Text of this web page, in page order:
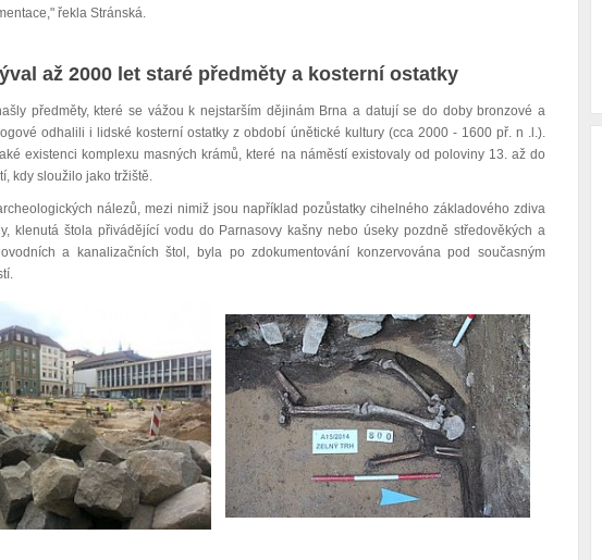
řekla Stránská.
až 2000 let staré předměty a kosterní ostatky
předměty, které se vážou k nejstarším dějinám Brna a datují se do doby bronzové a
odhalili i lidské kosterní ostatky z období únětické kultury (cca 2000 - 1600 př. n .l.).
existenci komplexu masných krámů, které na náměstí existovaly od poloviny 13. až do
kdy sloužilo jako tržiště.
nálezů, mezi nimiž jsou například pozůstatky cihelného základového zdiva
klenutá štola přivádějící vodu do Parnasovy kašny nebo úseky pozdně středověkých a
a kanalizačních štol, byla po zdokumentování konzervována pod současným